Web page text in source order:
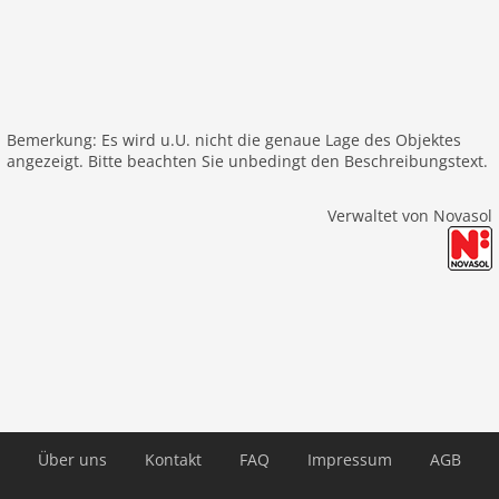
Bemerkung: Es wird u.U. nicht die genaue Lage des Objektes
angezeigt. Bitte beachten Sie unbedingt den Beschreibungstext.
Verwaltet von Novasol
Über uns Kontakt FAQ Impressum AGB